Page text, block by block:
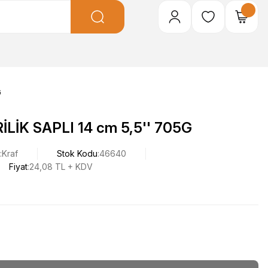
SAPLI 14 cm 5,5'' 705G
Kraf Stok Kodu 46640
Fiyat 24,08 TL + KDV